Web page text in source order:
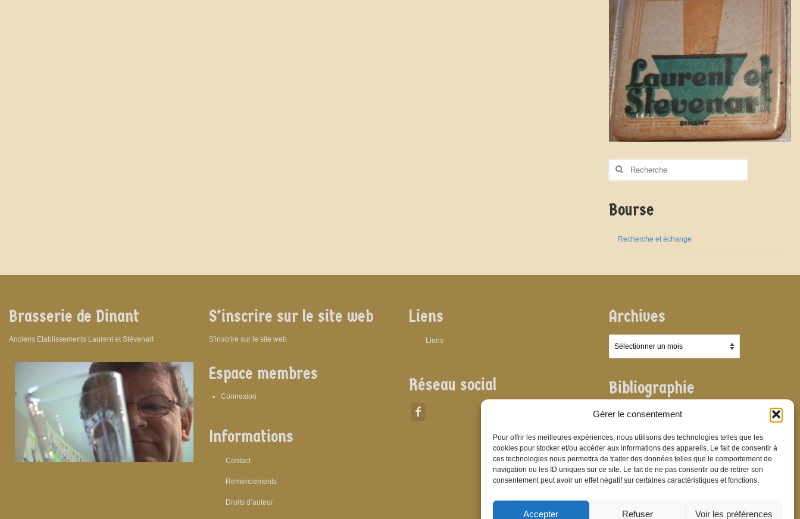
Gérer le consentement
Pour offrir les meilleures expériences, nous utilisons des technologies telles que les
cookies pour stocker et/ou accéder aux informations des appareils. Le fait de consentir à
ces technologies nous permettra de traiter des données telles que le comportement de
navigation ou les ID uniques sur ce site. Le fait de ne pas consentir ou de retirer son
consentement peut avoir un effet négatif sur certaines caractéristiques et fonctions.
Accepter Refuser Voir les préférences
Rechercher
Bourse
Recherche et échange
Brasserie de Dinant
Anciens Etablissements Laurent et Stévenart
S’inscrire sur le site web
S'inscrire sur le site web
Espace membres
Connexion
Informations
Contact
Remerciements
Droits d’auteur
Liens
Liens
Réseau social
Archives
Bibliographie
Bibliographie